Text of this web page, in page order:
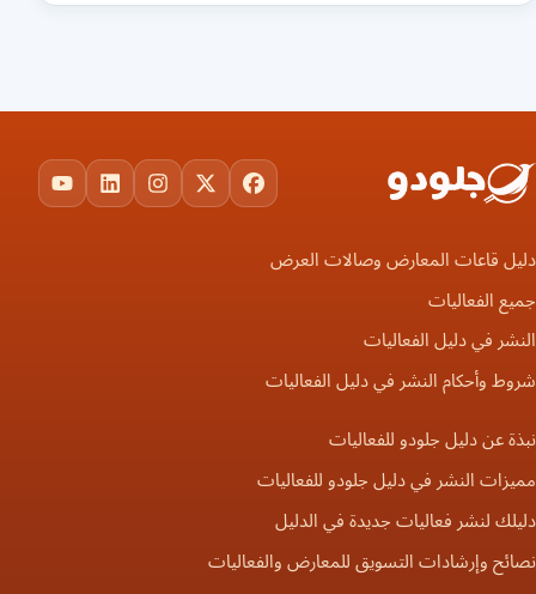
Facebook
X
Instagram
LinkedIn
دليل قاعات المعارض وصالات العرض
جميع الفعاليات
النشر في دليل الفعاليات
شروط وأحكام النشر في دليل الفعاليات
نبذة عن دليل جلودو للفعاليات
مميزات النشر في دليل جلودو للفعاليات
دليلك لنشر فعاليات جديدة في الدليل
نصائح وإرشادات التسويق للمعارض والفعاليات